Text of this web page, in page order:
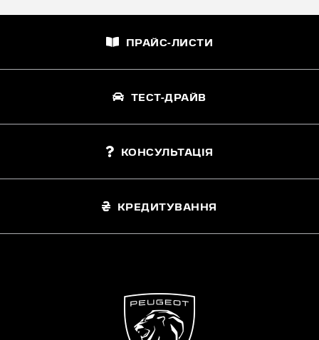
ПРАЙС-ЛИСТИ
ТЕСТ-ДРАЙВ
КОНСУЛЬТАЦІЯ
КРЕДИТУВАННЯ